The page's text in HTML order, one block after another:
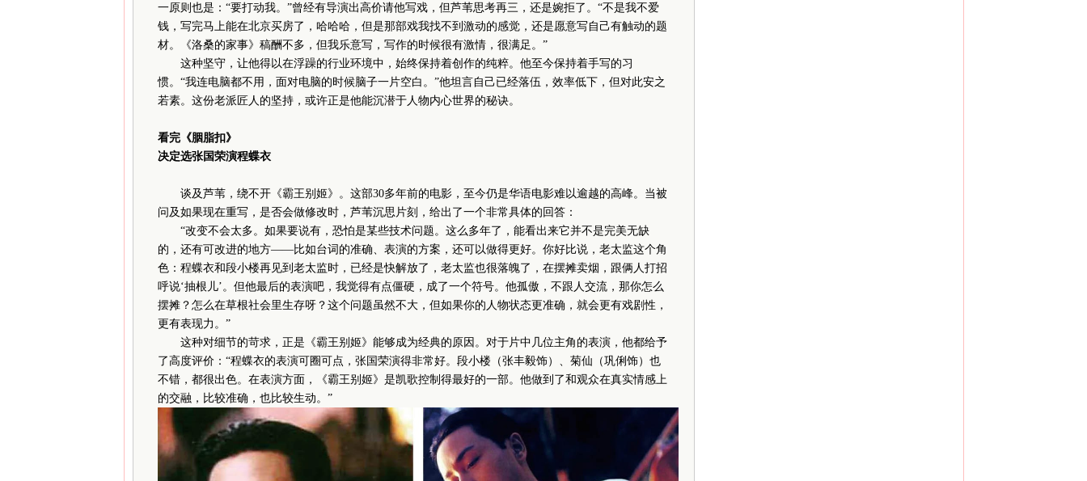
一原则也是：“要打动我。”曾经有导演出高价请他写戏，但芦苇思考再三，还是婉拒了。“不是我不爱
钱，写完马上能在北京买房了，哈哈哈，但是那部戏我找不到激动的感觉，还是愿意写自己有触动的题
材。《洛桑的家事》稿酬不多，但我乐意写，写作的时候很有激情，很满足。”
这种坚守，让他得以在浮躁的行业环境中，始终保持着创作的纯粹。他至今保持着手写的习
惯。“我连电脑都不用，面对电脑的时候脑子一片空白。”他坦言自己已经落伍，效率低下，但对此安之
若素。这份老派匠人的坚持，或许正是他能沉潜于人物内心世界的秘诀。
看完《胭脂扣》
决定选张国荣演程蝶衣
谈及芦苇，绕不开《霸王别姬》。这部30多年前的电影，至今仍是华语电影难以逾越的高峰。当被
问及如果现在重写，是否会做修改时，芦苇沉思片刻，给出了一个非常具体的回答：
“改变不会太多。如果要说有，恐怕是某些技术问题。这么多年了，能看出来它并不是完美无缺
的，还有可改进的地方——比如台词的准确、表演的方案，还可以做得更好。你好比说，老太监这个角
色：程蝶衣和段小楼再见到老太监时，已经是快解放了，老太监也很落魄了，在摆摊卖烟，跟俩人打招
呼说‘抽根儿’。但他最后的表演吧，我觉得有点僵硬，成了一个符号。他孤傲，不跟人交流，那你怎么
摆摊？怎么在草根社会里生存呀？这个问题虽然不大，但如果你的人物状态更准确，就会更有戏剧性，
更有表现力。”
这种对细节的苛求，正是《霸王别姬》能够成为经典的原因。对于片中几位主角的表演，他都给予
了高度评价：“程蝶衣的表演可圈可点，张国荣演得非常好。段小楼（张丰毅饰）、菊仙（巩俐饰）也
不错，都很出色。在表演方面，《霸王别姬》是凯歌控制得最好的一部。他做到了和观众在真实情感上
的交融，比较准确，也比较生动。”